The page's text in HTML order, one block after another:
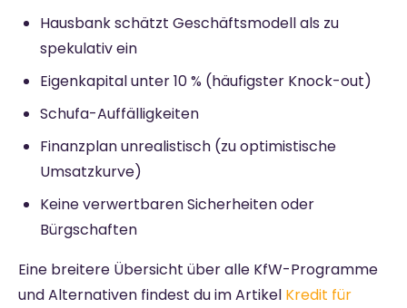
Hausbank schätzt Geschäftsmodell als zu
spekulativ ein
Eigenkapital unter 10 % (häufigster Knock-out)
Schufa-Auffälligkeiten
Finanzplan unrealistisch (zu optimistische
Umsatzkurve)
Keine verwertbaren Sicherheiten oder
Bürgschaften
Eine breitere Übersicht über alle KfW-Programme
und Alternativen findest du im Artikel Kredit für